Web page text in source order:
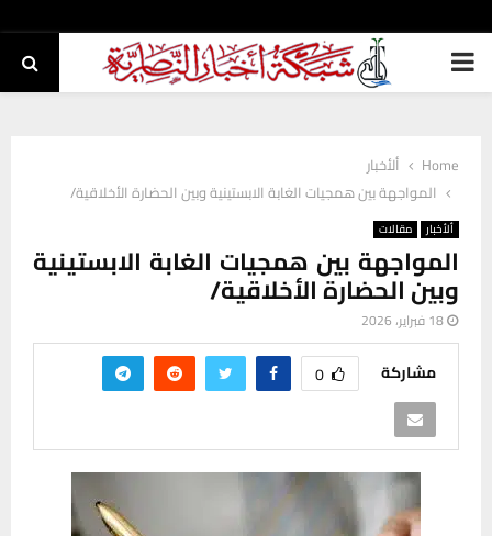
PRIMARY
Home
ألأخبار
المواجهة بين همجيات الغابة الابستينية وبين الحضارة الأخلاقية/
ألأخبار مقالات
المواجهة بين همجيات الغابة الابستينية
وبين الحضارة الأخلاقية/
18 فبراير، 2026
مشاركة 0